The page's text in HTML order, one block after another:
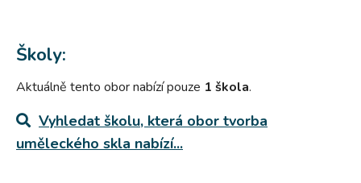
Školy:
Aktuálně tento obor nabízí pouze 1 škola.
Vyhledat školu, která obor tvorba
uměleckého skla nabízí...